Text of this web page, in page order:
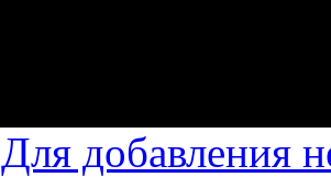
Для добавления